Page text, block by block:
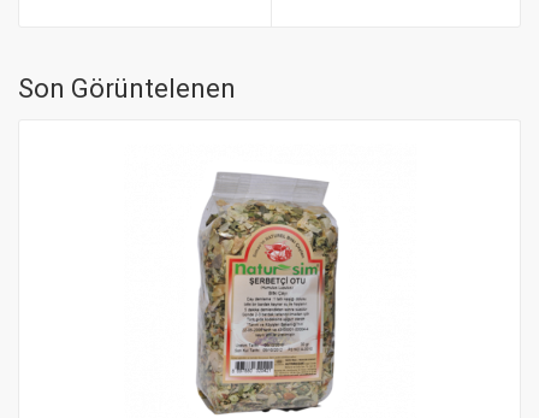
Son Görüntelenen